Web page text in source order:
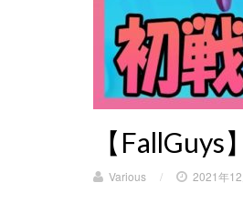
【
Various / 2021年